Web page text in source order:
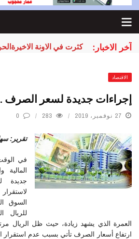
آخر الاخبار: كثرت في الاونة
الاقتصاد
إجراءات جديدة لسعر الصرف
27 نوفمبر، 2019 283
0
تقرير:
في
المالية
جديدة
السوق
للريال
العمرة الذي يشهد زيادة، حيث ظل الريال
ارتفاع أسعار الصرف تأتي بسبب عدم استقرار